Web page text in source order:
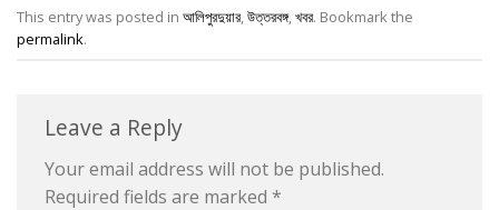
This entry was posted in আলিপুরদুয়ার,উত্তরবঙ্গ,খবর. Bookmark the
permalink.
Leave a Reply
Your email address will not be published.
Required fields are marked *